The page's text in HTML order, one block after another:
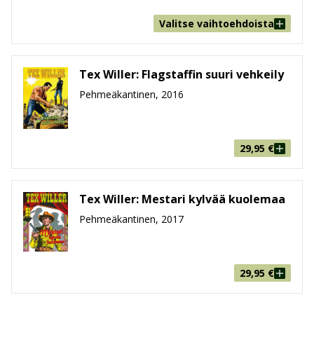
Valitse vaihtoehdoista
Tex Willer: Flagstaffin suuri vehkeily
Pehmeäkantinen, 2016
29,95 €
Tex Willer: Mestari kylvää kuolemaa
Pehmeäkantinen, 2017
29,95 €